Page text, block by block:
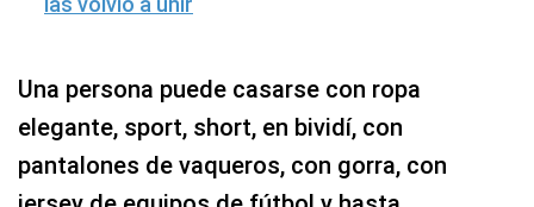
Una persona puede casarse con ropa
elegante, sport, short, en bividí, con
pantalones de vaqueros, con gorra, con